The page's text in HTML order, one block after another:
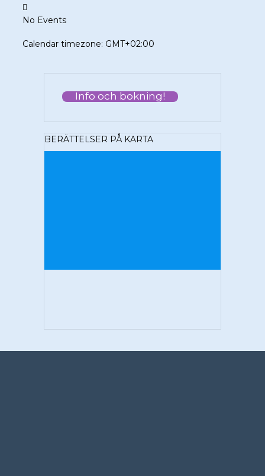
No Events
Calendar timezone: GMT+02:00
Info och bokning!
BERÄTTELSER PÅ KARTA